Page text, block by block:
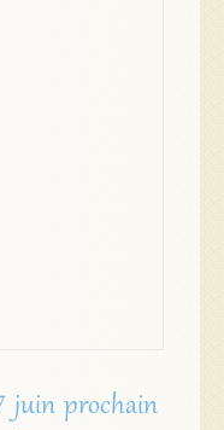
juin prochain